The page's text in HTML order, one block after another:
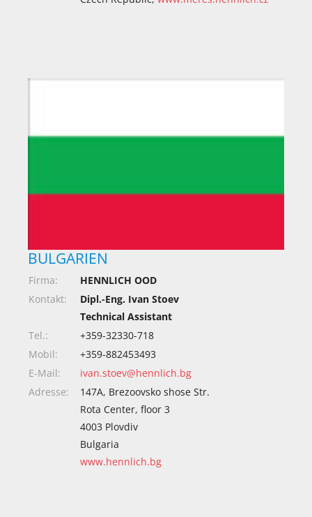
BULGARIEN
Firma:
HENNLICH OOD
Kontakt:
Dipl.-Eng. Ivan Stoev
Technical Assistant
Tel.:
+359-32330-718
Mobil:
+359-882453493
E-Mail:
ivan.stoev@hennlich.bg
Adresse:
147A, Brezoovsko shose Str.
Rota Center, floor 3
4003 Plovdiv
Bulgaria
www.hennlich.bg